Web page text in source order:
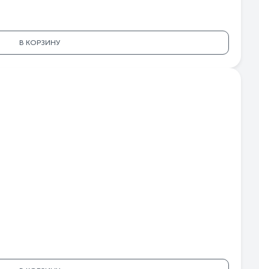
В КОРЗИНУ